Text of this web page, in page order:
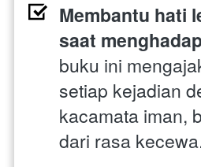
Membantu hati
saat
buku ini
setiap kejadian
kacamata iman,
dari rasa